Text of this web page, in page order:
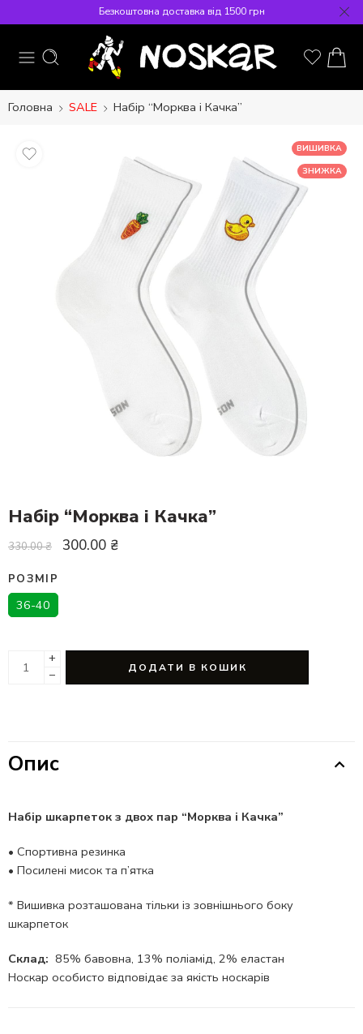
Безкоштовна доставка від 1500 грн
Головна SALE Набір “Морква і Качка”
ВИШИВКА
ЗНИЖКА
Набір “Морква і Качка”
330.00₴ 300.00 ₴
РОЗМІР
36-40
+
−
ДОДАТИ В КОШИК
Опис
Набір шкарпеток з двох пар “Морква і Качка”
• Спортивна резинка
• Посилені мисок та п’ятка
* Вишивка розташована тільки із зовнішнього боку
шкарпеток
Склад: 85% бавовна, 13% поліамід, 2% еластан
Носкар особисто відповідає за якість носкарів